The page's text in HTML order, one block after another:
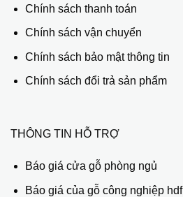
Chính sách thanh toán
Chính sách vận chuyển
Chính sách bảo mật thông tin
Chính sách đổi trả sản phẩm
THÔNG TIN HỖ TRỢ
Báo giá cửa gỗ phòng ngủ
Báo giá của gỗ công nghiệp hdf